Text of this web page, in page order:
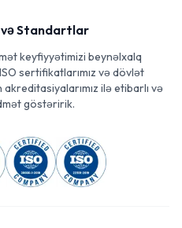
Standartlar
keyfiyyətimizi beynəlxalq
sertifikatlarımız və dövlət
ilə etibarlı və
göstəririk.